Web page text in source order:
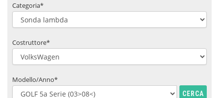
Categoria*
Costruttore*
Modello/Anno*
CERCA